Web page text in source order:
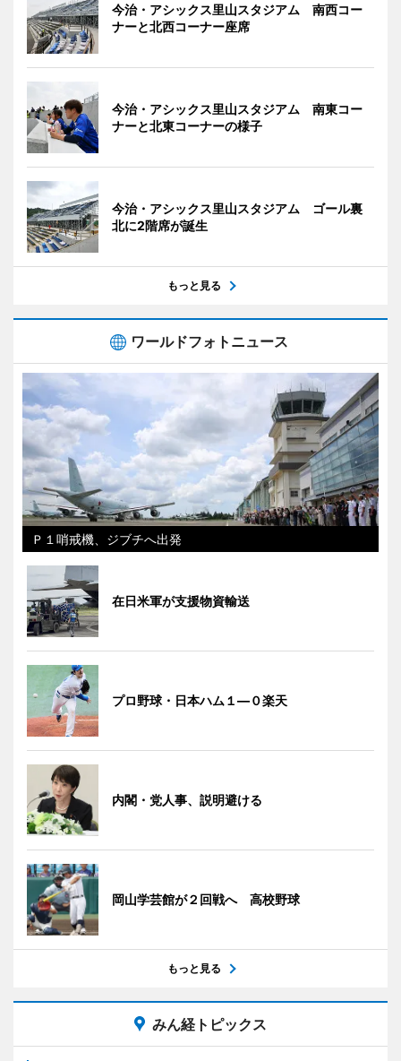
今治・アシックス里山スタジアム 南西コー
ナーと北西コーナー座席
今治・アシックス里山スタジアム 南東コー
ナーと北東コーナーの様子
今治・アシックス里山スタジアム ゴール裏
北に2階席が誕生
もっと見る
ワールドフォトニュース
Ｐ１哨戒機、ジブチへ出発
在日米軍が支援物資輸送
プロ野球・日本ハム１―０楽天
内閣・党人事、説明避ける
岡山学芸館が２回戦へ 高校野球
もっと見る
みん経トピックス